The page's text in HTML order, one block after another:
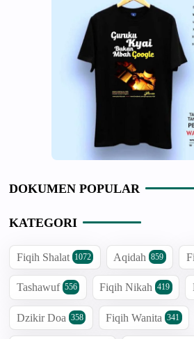
DOKUMEN POPULAR
KATEGORI
Fiqih Shalat 1072 Aqidah 859
Tashawuf 556 Fiqih Nikah 419
Dzikir Doa 358 Fiqih Wanita 341